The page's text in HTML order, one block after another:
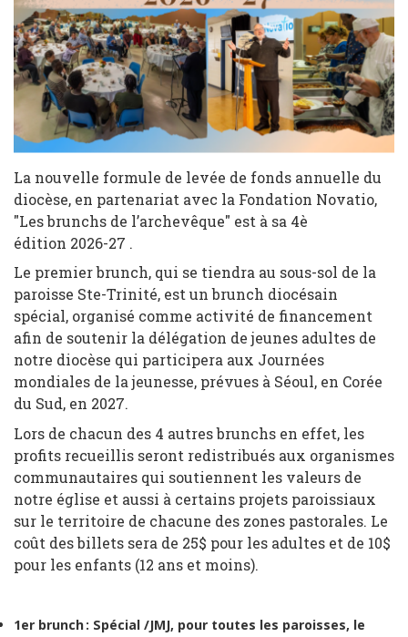
La nouvelle formule de levée de fonds annuelle du
diocèse, en partenariat avec la Fondation Novatio,
"Les brunchs de l’archevêque" est à sa 4è
édition 2026-27 .
Le premier brunch, qui se tiendra au sous-sol de la
paroisse Ste-Trinité, est un brunch diocésain
spécial, organisé comme activité de financement
afin de soutenir la délégation de jeunes adultes de
notre diocèse qui participera aux Journées
mondiales de la jeunesse, prévues à Séoul, en Corée
du Sud, en 2027.
Lors de chacun des 4 autres brunchs en effet, les
profits recueillis seront redistribués aux organismes
communautaires qui soutiennent les valeurs de
notre église et aussi à certains projets paroissiaux
sur le territoire de chacune des zones pastorales. Le
coût des billets sera de 25$ pour les adultes et de 10$
pour les enfants (12 ans et moins).
1er brunch : Spécial /JMJ, pour toutes les paroisses, le